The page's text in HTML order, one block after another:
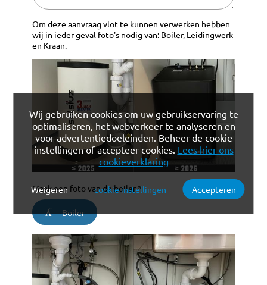
Om deze aanvraag vlot te kunnen verwerken hebben
wij in ieder geval foto's nodig van: Boiler, Leidingwerk
en Kraan.
Maak een foto van de boiler *
Boiler
Wij gebruiken cookies om uw gebruikservaring te
optimaliseren, het webverkeer te analyseren en
voor advertentiedoeleinden. Beheer de cookie
instellingen of accepteer cookies. Lees hier ons
cookieverklaring
Verplichte cookies Functionele cookies
Analytische cookies
Weigeren cookie instellingen Accepteren